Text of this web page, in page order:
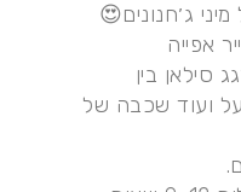
ג׳חנונים😍
אפייה
סילאן בין
ועוד שכבה של